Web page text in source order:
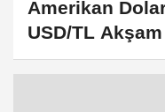
Amerikan
USD/TL
2026)